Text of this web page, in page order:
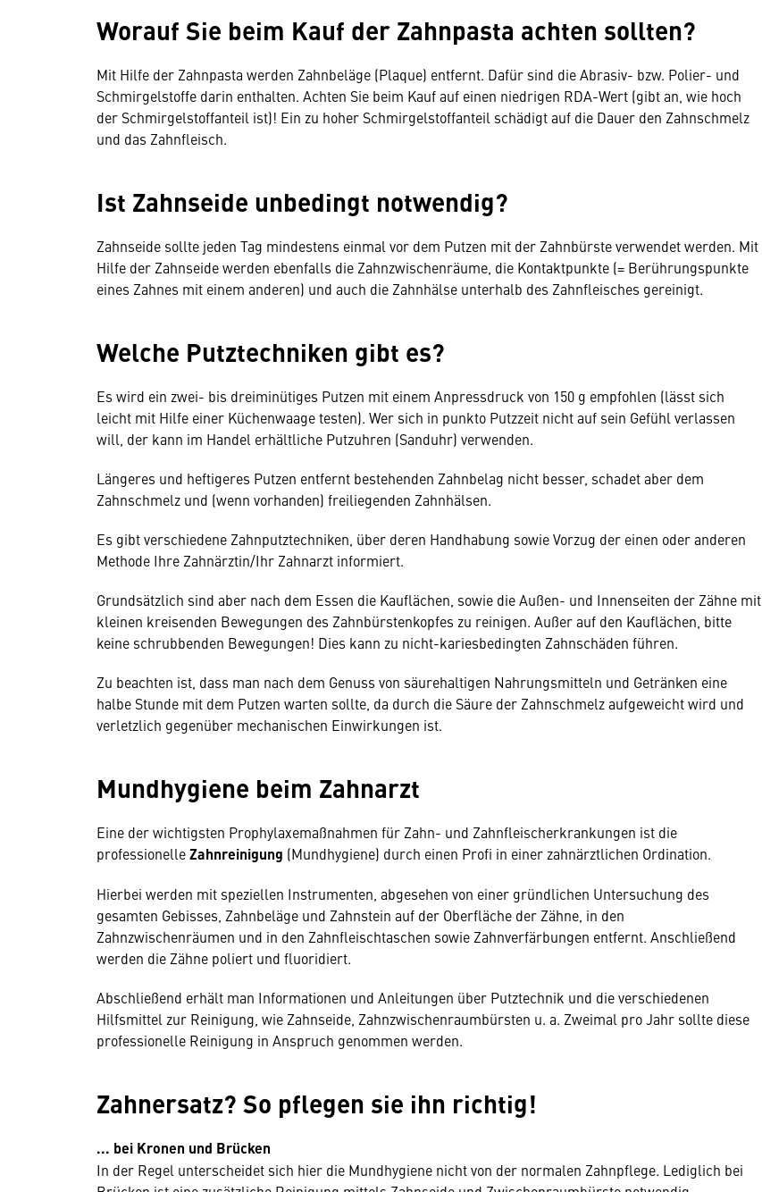
Worauf Sie beim Kauf der Zahnpasta achten sollten?
Mit Hilfe der Zahnpasta werden Zahnbeläge (Plaque) entfernt. Dafür sind die Abrasiv- bzw. Polier- und
Schmirgelstoffe darin enthalten. Achten Sie beim Kauf auf einen niedrigen RDA-Wert (gibt an, wie hoch
der Schmirgelstoffanteil ist)! Ein zu hoher Schmirgelstoffanteil schädigt auf die Dauer den Zahnschmelz
und das Zahnfleisch.
Ist Zahnseide unbedingt notwendig?
Zahnseide sollte jeden Tag mindestens einmal vor dem Putzen mit der Zahnbürste verwendet werden. Mit
Hilfe der Zahnseide werden ebenfalls die Zahnzwischenräume, die Kontaktpunkte (= Berührungspunkte
eines Zahnes mit einem anderen) und auch die Zahnhälse unterhalb des Zahnfleisches gereinigt.
Welche Putztechniken gibt es?
Es wird ein zwei- bis dreiminütiges Putzen mit einem Anpressdruck von 150 g empfohlen (lässt sich
leicht mit Hilfe einer Küchenwaage testen). Wer sich in punkto Putzzeit nicht auf sein Gefühl verlassen
will, der kann im Handel erhältliche Putzuhren (Sanduhr) verwenden.
Längeres und heftigeres Putzen entfernt bestehenden Zahnbelag nicht besser, schadet aber dem
Zahnschmelz und (wenn vorhanden) freiliegenden Zahnhälsen.
Es gibt verschiedene Zahnputztechniken, über deren Handhabung sowie Vorzug der einen oder anderen
Methode Ihre Zahnärztin/Ihr Zahnarzt informiert.
Grundsätzlich sind aber nach dem Essen die Kauflächen, sowie die Außen- und Innenseiten der Zähne mit
kleinen kreisenden Bewegungen des Zahnbürstenkopfes zu reinigen. Außer auf den Kauflächen, bitte
keine schrubbenden Bewegungen! Dies kann zu nicht-kariesbedingten Zahnschäden führen.
Zu beachten ist, dass man nach dem Genuss von säurehaltigen Nahrungsmitteln und Getränken eine
halbe Stunde mit dem Putzen warten sollte, da durch die Säure der Zahnschmelz aufgeweicht wird und
verletzlich gegenüber mechanischen Einwirkungen ist.
Mundhygiene beim Zahnarzt
Eine der wichtigsten Prophylaxemaßnahmen für Zahn- und Zahnfleischerkrankungen ist die
professionelleZahnreinigung (Mundhygiene) durch einen Profi in einer zahnärztlichen Ordination.
Hierbei werden mit speziellen Instrumenten, abgesehen von einer gründlichen Untersuchung des
gesamten Gebisses, Zahnbeläge und Zahnstein auf der Oberfläche der Zähne, in den
Zahnzwischenräumen und in den Zahnfleischtaschen sowie Zahnverfärbungen entfernt. Anschließend
werden die Zähne poliert und fluoridiert.
Abschließend erhält man Informationen und Anleitungen über Putztechnik und die verschiedenen
Hilfsmittel zur Reinigung, wie Zahnseide, Zahnzwischenraumbürsten u. a. Zweimal pro Jahr sollte diese
professionelle Reinigung in Anspruch genommen werden.
Zahnersatz? So pflegen sie ihn richtig!
... bei Kronen und Brücken
In der Regel unterscheidet sich hier die Mundhygiene nicht von der normalen Zahnpflege. Lediglich bei